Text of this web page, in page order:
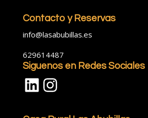
Contacto y Reservas
info@lasabubillas.es
629614487
Siguenos en Redes Sociales
LinkedIn
Instagram